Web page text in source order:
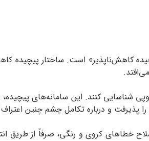
کاهش‌ناپذیر» است. ساختار پیچیده
شناسایی کنند. این سامانه‌های پیچیده،
پذیرفت و درباره تکامل چشم چنین
خطاهای کروی و رنگی، صرفاً از طریق